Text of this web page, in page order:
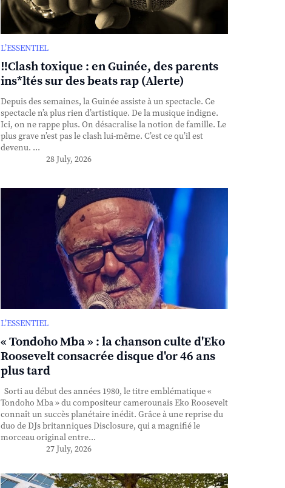
L’ESSENTIEL
‼️Clash toxique : en Guinée, des parents
ins*ltés sur des beats rap (Alerte)
Depuis des semaines, la Guinée assiste à un spectacle. Ce
spectacle n’a plus rien d’artistique. De la musique indigne.
Ici, on ne rappe plus. On désacralise la notion de famille. Le
plus grave n’est pas le clash lui-même. C’est ce qu’il est
devenu. ...
28 July, 2026
L’ESSENTIEL
« Tondoho Mba » : la chanson culte d'Eko
Roosevelt consacrée disque d'or 46 ans
plus tard
Sorti au début des années 1980, le titre emblématique «
Tondoho Mba » du compositeur camerounais Eko Roosevelt
connaît un succès planétaire inédit. Grâce à une reprise du
duo de DJs britanniques Disclosure, qui a magnifié le
morceau original entre...
27 July, 2026